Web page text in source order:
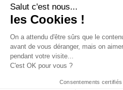
Section
J'accepte que tp.demain
Tous droits réservés ©
Salut c'est nous...
les Cookies !
On a attendu d'être sûrs que le
avant de vous déranger, mais on
pendant votre visite...
C'est OK pour vous ?
Consentements certifiés